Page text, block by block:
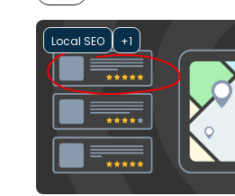
Local SEO +1